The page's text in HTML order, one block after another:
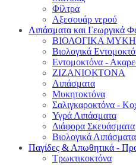
Φίλτρα
Αξεσουάρ νερού
Λιπάσματα και Γεωργικά
ΒΙΟΛΟΓΙΚΑ
Βιολογικά
Εντομοκτόνα -
ΖΙΖΑΝΙΟΚΤΟΝΑ
Λιπάσματα
Μυκητοκτόνα
Σαλιγκαροκτόνα -
Υγρά Λιπάσματα
Διάφορα Σκευάσματα
Βιολογικά Λιπάσματα
Παγίδες & Απωθητικά -
Τρωκτικοκτόνα